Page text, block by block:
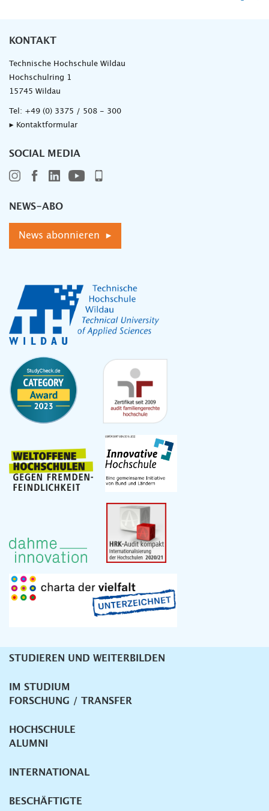
KONTAKT
Technische Hochschule Wildau
Hochschulring 1
15745 Wildau
Tel: +49 (0) 3375 / 508 - 300
▸ Kontaktformular
SOCIAL MEDIA
NEWS-ABO
News abonnieren ▸
Unternavigation
STUDIEREN UND WEITERBILDEN
IM STUDIUM
FORSCHUNG / TRANSFER
HOCHSCHULE
ALUMNI
INTERNATIONAL
BESCHÄFTIGTE